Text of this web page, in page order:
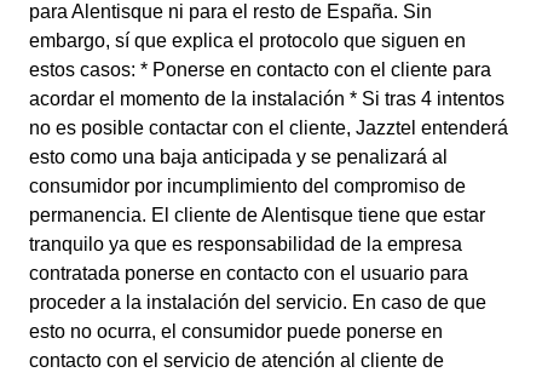
para Alentisque ni para el resto de España. Sin
embargo, sí que explica el protocolo que siguen en
estos casos: * Ponerse en contacto con el cliente para
acordar el momento de la instalación * Si tras 4 intentos
no es posible contactar con el cliente, Jazztel entenderá
esto como una baja anticipada y se penalizará al
consumidor por incumplimiento del compromiso de
permanencia. El cliente de Alentisque tiene que estar
tranquilo ya que es responsabilidad de la empresa
contratada ponerse en contacto con el usuario para
proceder a la instalación del servicio. En caso de que
esto no ocurra, el consumidor puede ponerse en
contacto con el servicio de atención al cliente de